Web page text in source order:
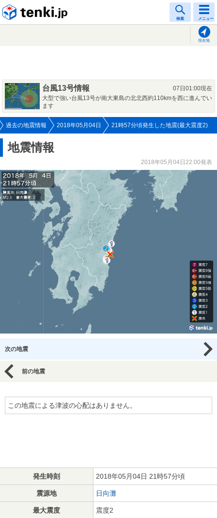
検索 メニュー
現在地
台風13号情報
07日01:00現在
大型で強い台風13号が南大東島の北北西約110kmを西に進んでい
ます
過去の地震情報 2018年05月04日 21時57分頃発生した地震(最大震度2)
地震情報
2018年05月04日22:00発表
次の地震
前の地震
この地震による津波の心配はありません。
発生時刻 2018年05月04日 21時57分頃
震源地 日向灘
最大震度 震度2